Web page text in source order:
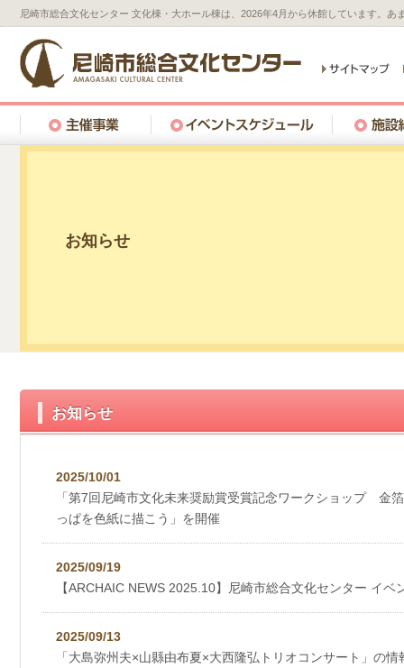
尼崎市総合文化センター 文化棟・大ホール棟は、2026年4月から休館しています。
お知らせ
お知らせ
2025/10/01
「第7回尼崎市文化未来奨励賞受賞記念ワークショップ 金
っぱを色紙に描こう」を開催
2025/09/19
【ARCHAIC NEWS 2025.10】尼崎市総合文化センター イ
2025/09/13
「大島弥州夫×山縣由布夏×大西隆弘トリオコンサート」の